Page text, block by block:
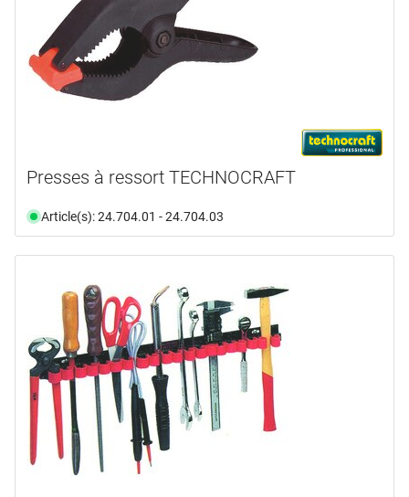
Presses à ressort TECHNOCRAFT
Article(s): 24.704.01 - 24.704.03